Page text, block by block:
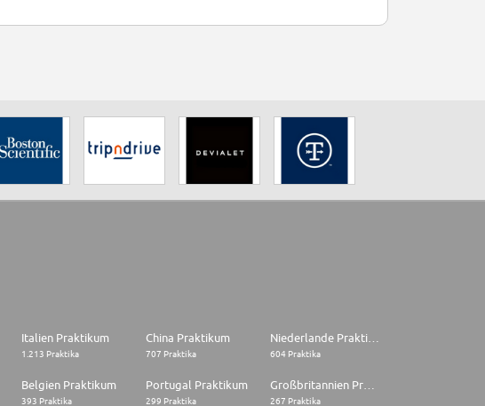
Italien Praktikum
1.213 Praktika
China Praktikum
707 Praktika 604 Praktika
Belgien Praktikum
393 Praktika
Portugal Praktikum
299 Praktika 267 Praktika